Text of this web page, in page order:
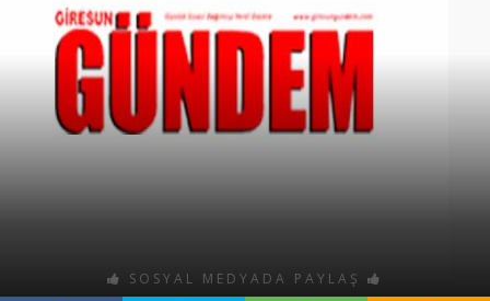
HARUN CİCİ: VİDEOYU GÖRÜNCE GÖZLERİM DOLDU
SOSYAL MEDYADA PAYLAŞ